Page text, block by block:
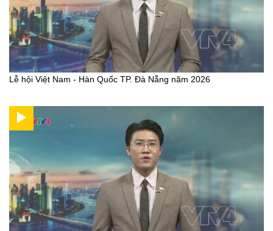
Lễ hội Việt Nam - Hàn Quốc TP. Đà Nẵng năm 2026